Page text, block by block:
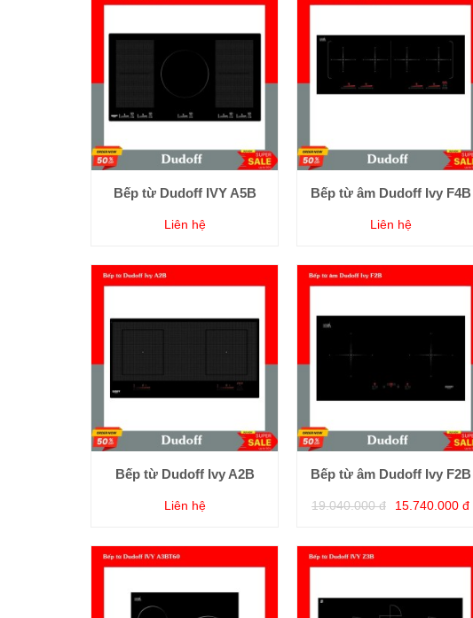
Bếp từ Dudoff IVY A5B
Liên hệ
Bếp từ âm Dudoff Ivy F4B
Liên hệ
Bếp từ Dudoff Ivy A2B
Liên hệ
Bếp từ âm Dudoff Ivy F2B
19.040.000 đ 15.740.000 đ